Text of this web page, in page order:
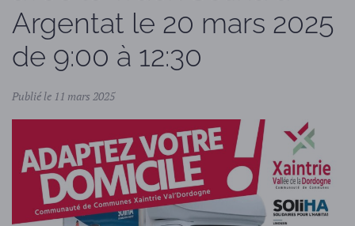
Argentat le 20 mars 2025
de 9:00 à 12:30
Publié le 11 mars 2025